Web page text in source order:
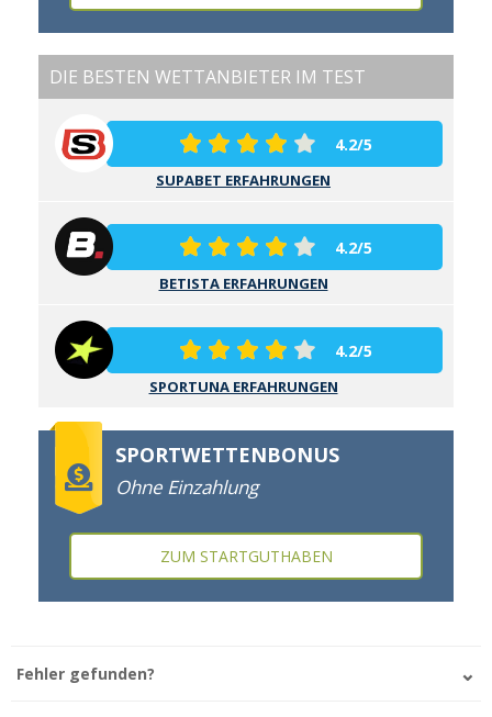
DIE BESTEN WETTANBIETER IM TEST
4.2/5
SUPABET ERFAHRUNGEN
4.2/5
BETISTA ERFAHRUNGEN
4.2/5
SPORTUNA ERFAHRUNGEN
SPORTWETTENBONUS
Ohne Einzahlung
ZUM STARTGUTHABEN
Fehler gefunden?